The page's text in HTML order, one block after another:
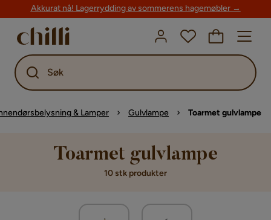
Akkurat nå! Lagerrydding av sommerens hagemøbler →
Søk
& Lamper Gulvlampe Toarmet gulvlampe
Toarmet gulvlampe
10 stk produkter